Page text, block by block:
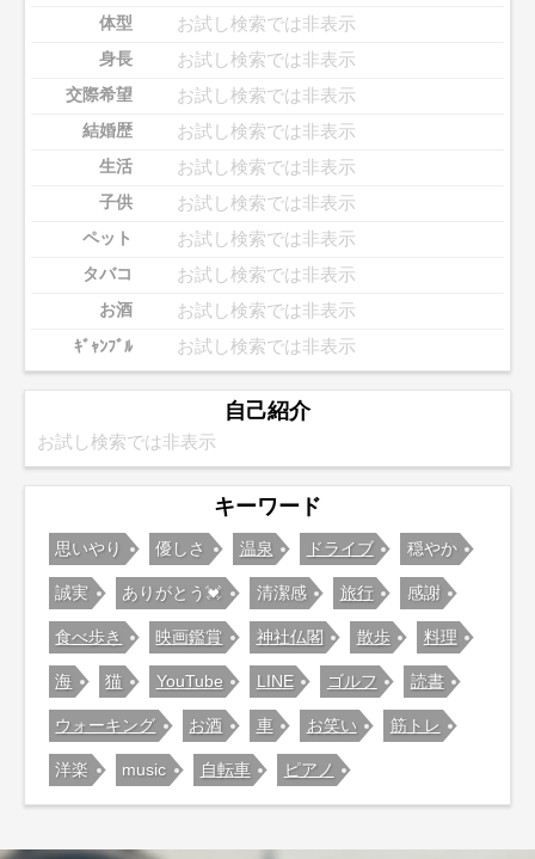
体型 お試し検索では非表示
身長 お試し検索では非表示
交際希望 お試し検索では非表示
結婚歴 お試し検索では非表示
生活 お試し検索では非表示
子供 お試し検索では非表示
ペット お試し検索では非表示
タバコ お試し検索では非表示
お酒 お試し検索では非表示
ｷﾞｬﾝﾌﾞﾙ お試し検索では非表示
自己紹介
お試し検索では非表示
キーワード
思いやり 優しさ 温泉 ドライブ 穏やか
誠実 ありがとう💓 清潔感 旅行 感謝
食べ歩き 映画鑑賞 神社仏閣 散歩 料理
海 猫 YouTube LINE ゴルフ 読書
ウォーキング お酒 車 お笑い 筋トレ
洋楽 music 自転車 ピアノ